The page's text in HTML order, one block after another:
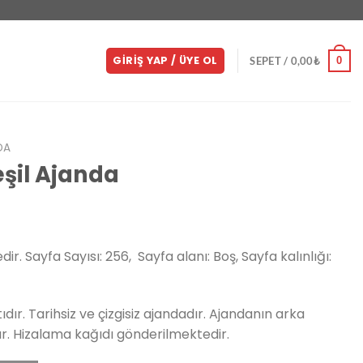
GIRIŞ YAP / ÜYE OL SEPET / 0,00₺ 0
Ajanda
Sayfa Sayısı: 256, Sayfa alanı: Boş, Sayfa kalınlığı:
Tarihsiz ve çizgisiz ajandadır. Ajandanın arka
Hizalama kağıdı gönderilmektedir.